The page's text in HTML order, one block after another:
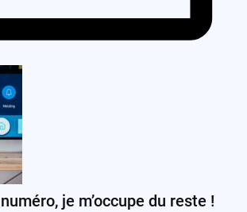
je m’occupe du reste !